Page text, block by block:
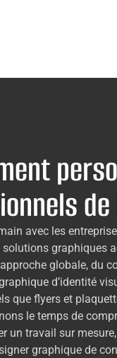
de
avec les
graphiques
globale, du
d’identité
que flyers et
le temps de
un travail sur
graphique de